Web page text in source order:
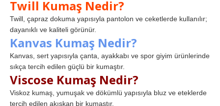
Twill Kumaş Nedir?
Twill, çapraz dokuma yapısıyla pantolon ve ceketlerde kullanılır;
dayanıklı ve kaliteli görünür.
Kanvas Kumaş Nedir?
Kanvas, sert yapısıyla çanta, ayakkabı ve spor giyim ürünlerinde
sıkça tercih edilen güçlü bir kumaştır.
Viscose Kumaş Nedir?
Viskoz kumaş, yumuşak ve dökümlü yapısıyla bluz ve eteklerde
tercih edilen akışkan bir kumaştır.